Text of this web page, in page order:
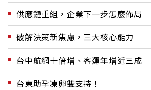
供應鏈重組，企業下一步怎麼佈局
破解決策新焦慮，三大核心能力
台中航網十倍增、客運年增近三成
台東助孕凍卵雙支持！